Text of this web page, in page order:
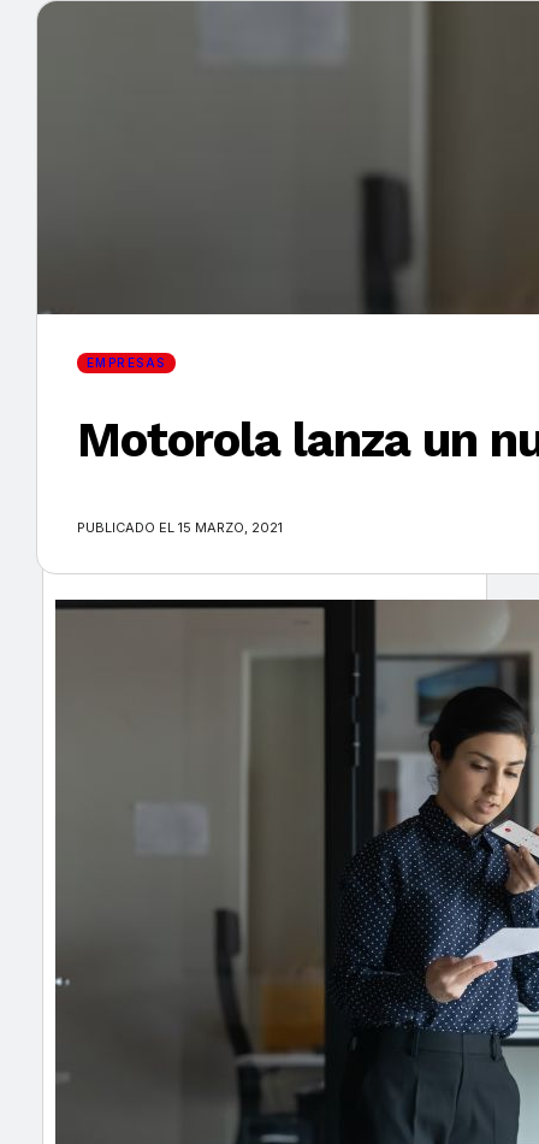
Encuentra tu noticia
EMPRESAS
Motorola lanza un
PUBLICADO EL 15 MARZO, 2021